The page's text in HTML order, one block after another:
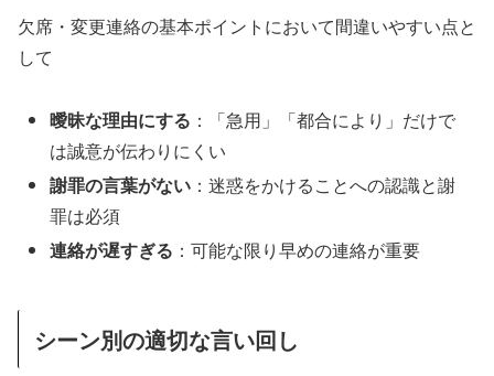
欠席・変更連絡の基本ポイントにおいて間違いやすい点と
して
曖昧な理由にする ：「急用」「都合により」だけで
は誠意が伝わりにくい
謝罪の言葉がない ：迷惑をかけることへの認識と謝
罪は必須
連絡が遅すぎる ：可能な限り早めの連絡が重要
シーン別の適切な言い回し